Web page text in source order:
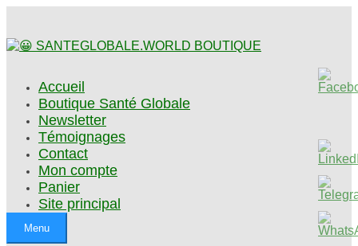
Accueil
Boutique Santé Globale
Newsletter
Témoignages
Contact
Mon compte
Panier
Site principal
Menu